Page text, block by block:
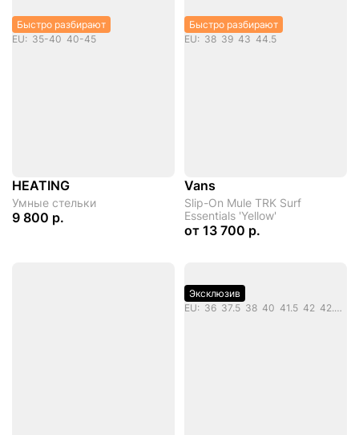
Быстро разбирают
EU: 35-40 40-45
HEATING
Умные стельки
9 800 р.
Быстро разбирают
EU: 38 39 43 44.5
Vans
Slip-On Mule TRK Surf
Essentials 'Yellow'
от 13 700 р.
Эксклюзив
EU: 36 37.5 38 40 41.5 42 42.5 43 44 45